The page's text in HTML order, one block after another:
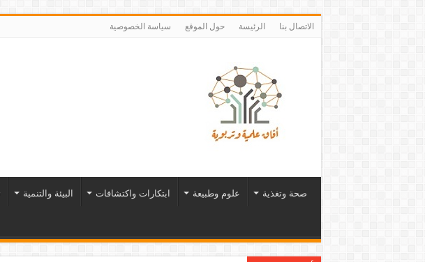
الاتصال بنا الرئيسة حول الموقع سياسة الخصوصية
صحة وتغذية علوم وطبيعة ابتكارات واكتشافات البيئة والتنمية